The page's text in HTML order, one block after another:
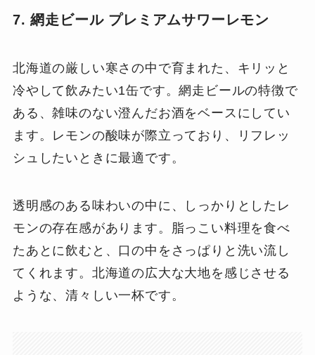
7. 網走ビール プレミアムサワーレモン
北海道の厳しい寒さの中で育まれた、キリッと
冷やして飲みたい1缶です。網走ビールの特徴で
ある、雑味のない澄んだお酒をベースにしてい
ます。レモンの酸味が際立っており、リフレッ
シュしたいときに最適です。
透明感のある味わいの中に、しっかりとしたレ
モンの存在感があります。脂っこい料理を食べ
たあとに飲むと、口の中をさっぱりと洗い流し
てくれます。北海道の広大な大地を感じさせる
ような、清々しい一杯です。